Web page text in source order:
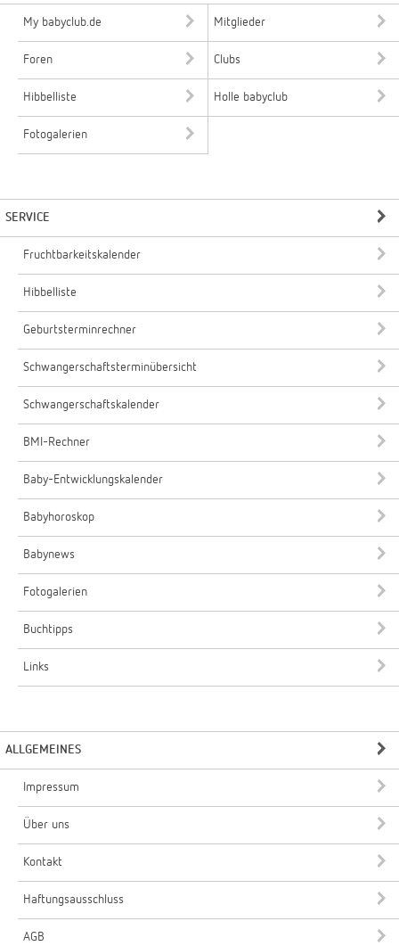
My babyclub.de Mitglieder
Foren Clubs
Hibbelliste Holle babyclub
Fotogalerien
SERVICE
Fruchtbarkeitskalender
Hibbelliste
Geburtsterminrechner
Schwangerschaftsterminübersicht
Schwangerschaftskalender
BMI-Rechner
Baby-Entwicklungskalender
Babyhoroskop
Babynews
Fotogalerien
Buchtipps
Links
ALLGEMEINES
Impressum
Über uns
Kontakt
Haftungsausschluss
AGB